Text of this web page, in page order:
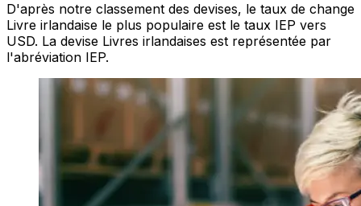
D'après notre classement des devises, le taux de change
Livre irlandaise le plus populaire est le taux IEP vers
USD. La devise Livres irlandaises est représentée par
l'abréviation IEP.